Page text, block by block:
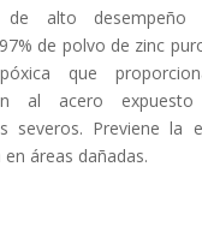
de alto desempeño
de polvo de zinc
que
al acero
severos. Previene la
áreas dañadas.